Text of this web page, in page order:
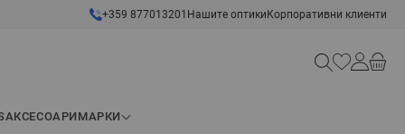
+359 877013201 Нашите оптики Корпоративни клиенти
Търсене
АКСЕСОАРИ МАРКИ